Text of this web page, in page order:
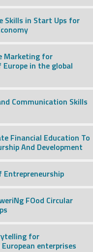
Skills in Start Ups for
Marketing for
in the global
Communication Skills
Financial Education To
And Development
Entrepreneurship
FOod Circular
for
enterprises